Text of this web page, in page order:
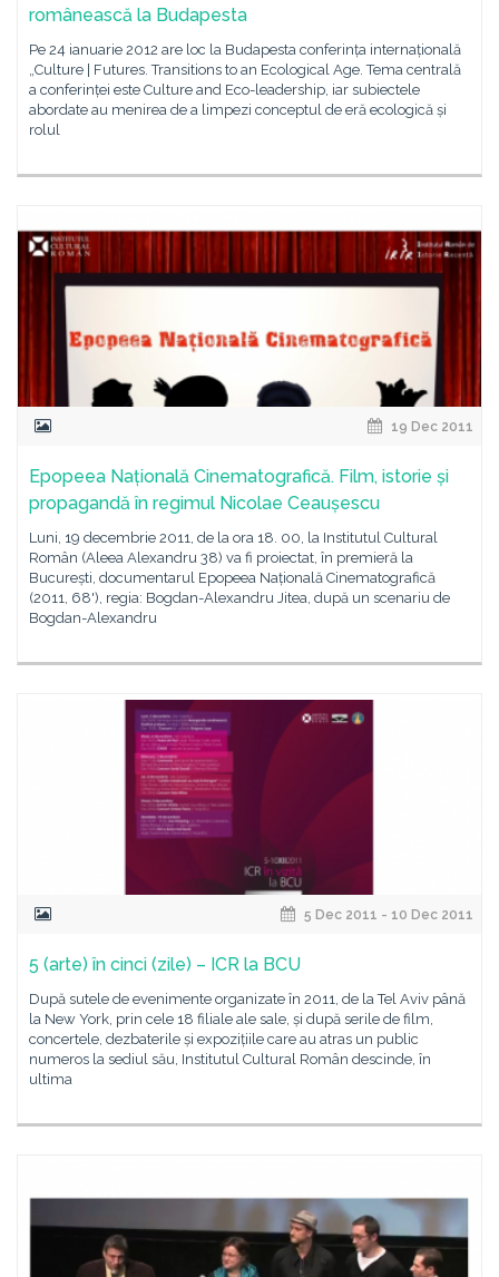
românească la Budapesta
Pe 24 ianuarie 2012 are loc la Budapesta conferința internațională
„Culture | Futures. Transitions to an Ecological Age. Tema centrală
a conferinței este Culture and Eco-leadership, iar subiectele
abordate au menirea de a limpezi conceptul de eră ecologică și
rolul
19 Dec 2011
Epopeea Națională Cinematografică. Film, istorie și
propagandă în regimul Nicolae Ceaușescu
Luni, 19 decembrie 2011, de la ora 18. 00, la Institutul Cultural
Român (Aleea Alexandru 38) va fi proiectat, în premieră la
București, documentarul Epopeea Națională Cinematografică
(2011, 68'), regia: Bogdan-Alexandru Jitea, după un scenariu de
Bogdan-Alexandru
5 Dec 2011 - 10 Dec 2011
5 (arte) în cinci (zile) – ICR la BCU
După sutele de evenimente organizate în 2011, de la Tel Aviv până
la New York, prin cele 18 filiale ale sale, și după serile de film,
concertele, dezbaterile și expozițiile care au atras un public
numeros la sediul său, Institutul Cultural Român descinde, în
ultima